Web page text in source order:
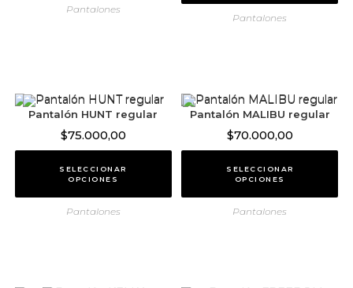
Pantalones
Pantalones
Pantalón HUNT regular
$75.000,00
SELECCIONAR
OPCIONES
Pantalones
Pantalón MALIBU regular
$70.000,00
SELECCIONAR
OPCIONES
Pantalones